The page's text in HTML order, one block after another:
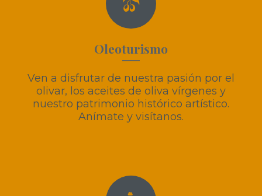
Oleoturismo
Ven a disfrutar de nuestra pasión por el
olivar, los aceites de oliva vírgenes y
nuestro patrimonio histórico artístico.
Anímate y visítanos.